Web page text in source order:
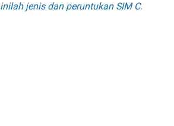
inilah jenis dan peruntukan SIM C.